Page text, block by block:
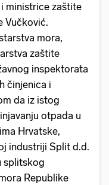
ministrice zaštite
Vučković.
mora,
zaštite
inspektorata
činjenica i
da iz istog
otpada u
Hrvatske,
industriji Split d.d.
splitskog
Republike